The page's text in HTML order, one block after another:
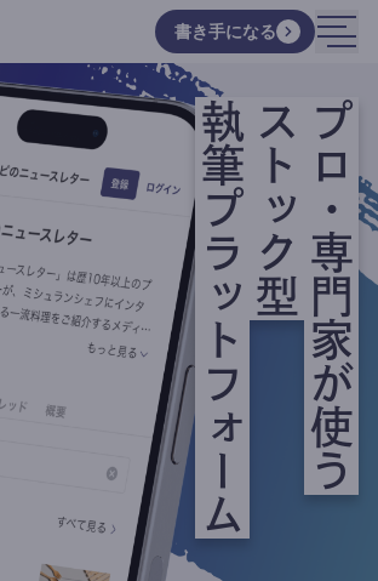
書き手になる
プロ・専門家が使う
ストック型
執筆プラットフォーム